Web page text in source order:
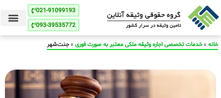
021-91099193
093-39535772
خانه »خدمات تخصصی اجاره وثیقه ملکی معتبر به صورت فوری »جنت‌شهر